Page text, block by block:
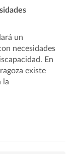
un
necesidades
En
existe
la